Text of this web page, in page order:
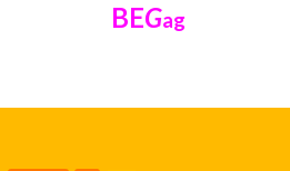
BEGag